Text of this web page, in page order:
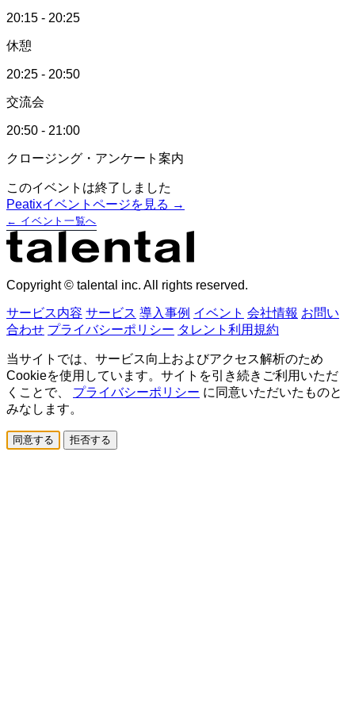
20:15 - 20:25
休憩
20:25 - 20:50
交流会
20:50 - 21:00
クロージング・アンケート案内
このイベントは終了しました
Peatixイベントページを見る →
← イベント一覧へ
Copyright © talental inc. All rights reserved.
サービス内容 サービス 導入事例 イベント 会社情報 お問い
合わせ プライバシーポリシー タレント利用規約
当サイトでは、サービス向上およびアクセス解析のため
Cookieを使用しています。サイトを引き続きご利用いただ
くことで、 プライバシーポリシー に同意いただいたものと
みなします。
同意する 拒否する